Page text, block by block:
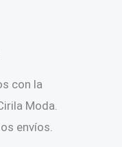
con la
Moda.
envíos.